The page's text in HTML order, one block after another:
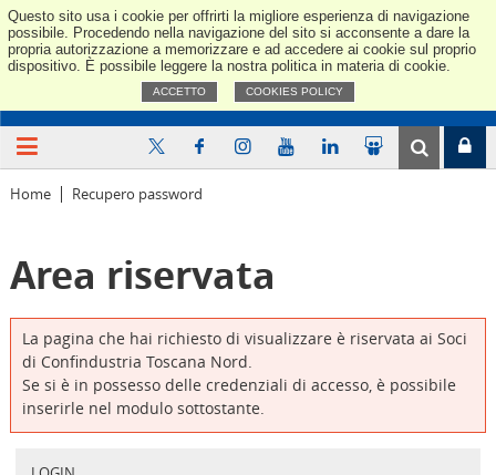
Questo sito usa i cookie per offrirti la migliore esperienza di navigazione
possibile. Procedendo nella navigazione del sito si acconsente a dare la
propria autorizzazione a memorizzare e ad accedere ai cookie sul proprio
dispositivo. È possibile leggere la nostra politica in materia di cookie.
ACCETTO COOKIES POLICY
Home Recupero password
Area riservata
La pagina che hai richiesto di visualizzare è riservata ai Soci
di Confindustria Toscana Nord.
Se si è in possesso delle credenziali di accesso, è possibile
inserirle nel modulo sottostante.